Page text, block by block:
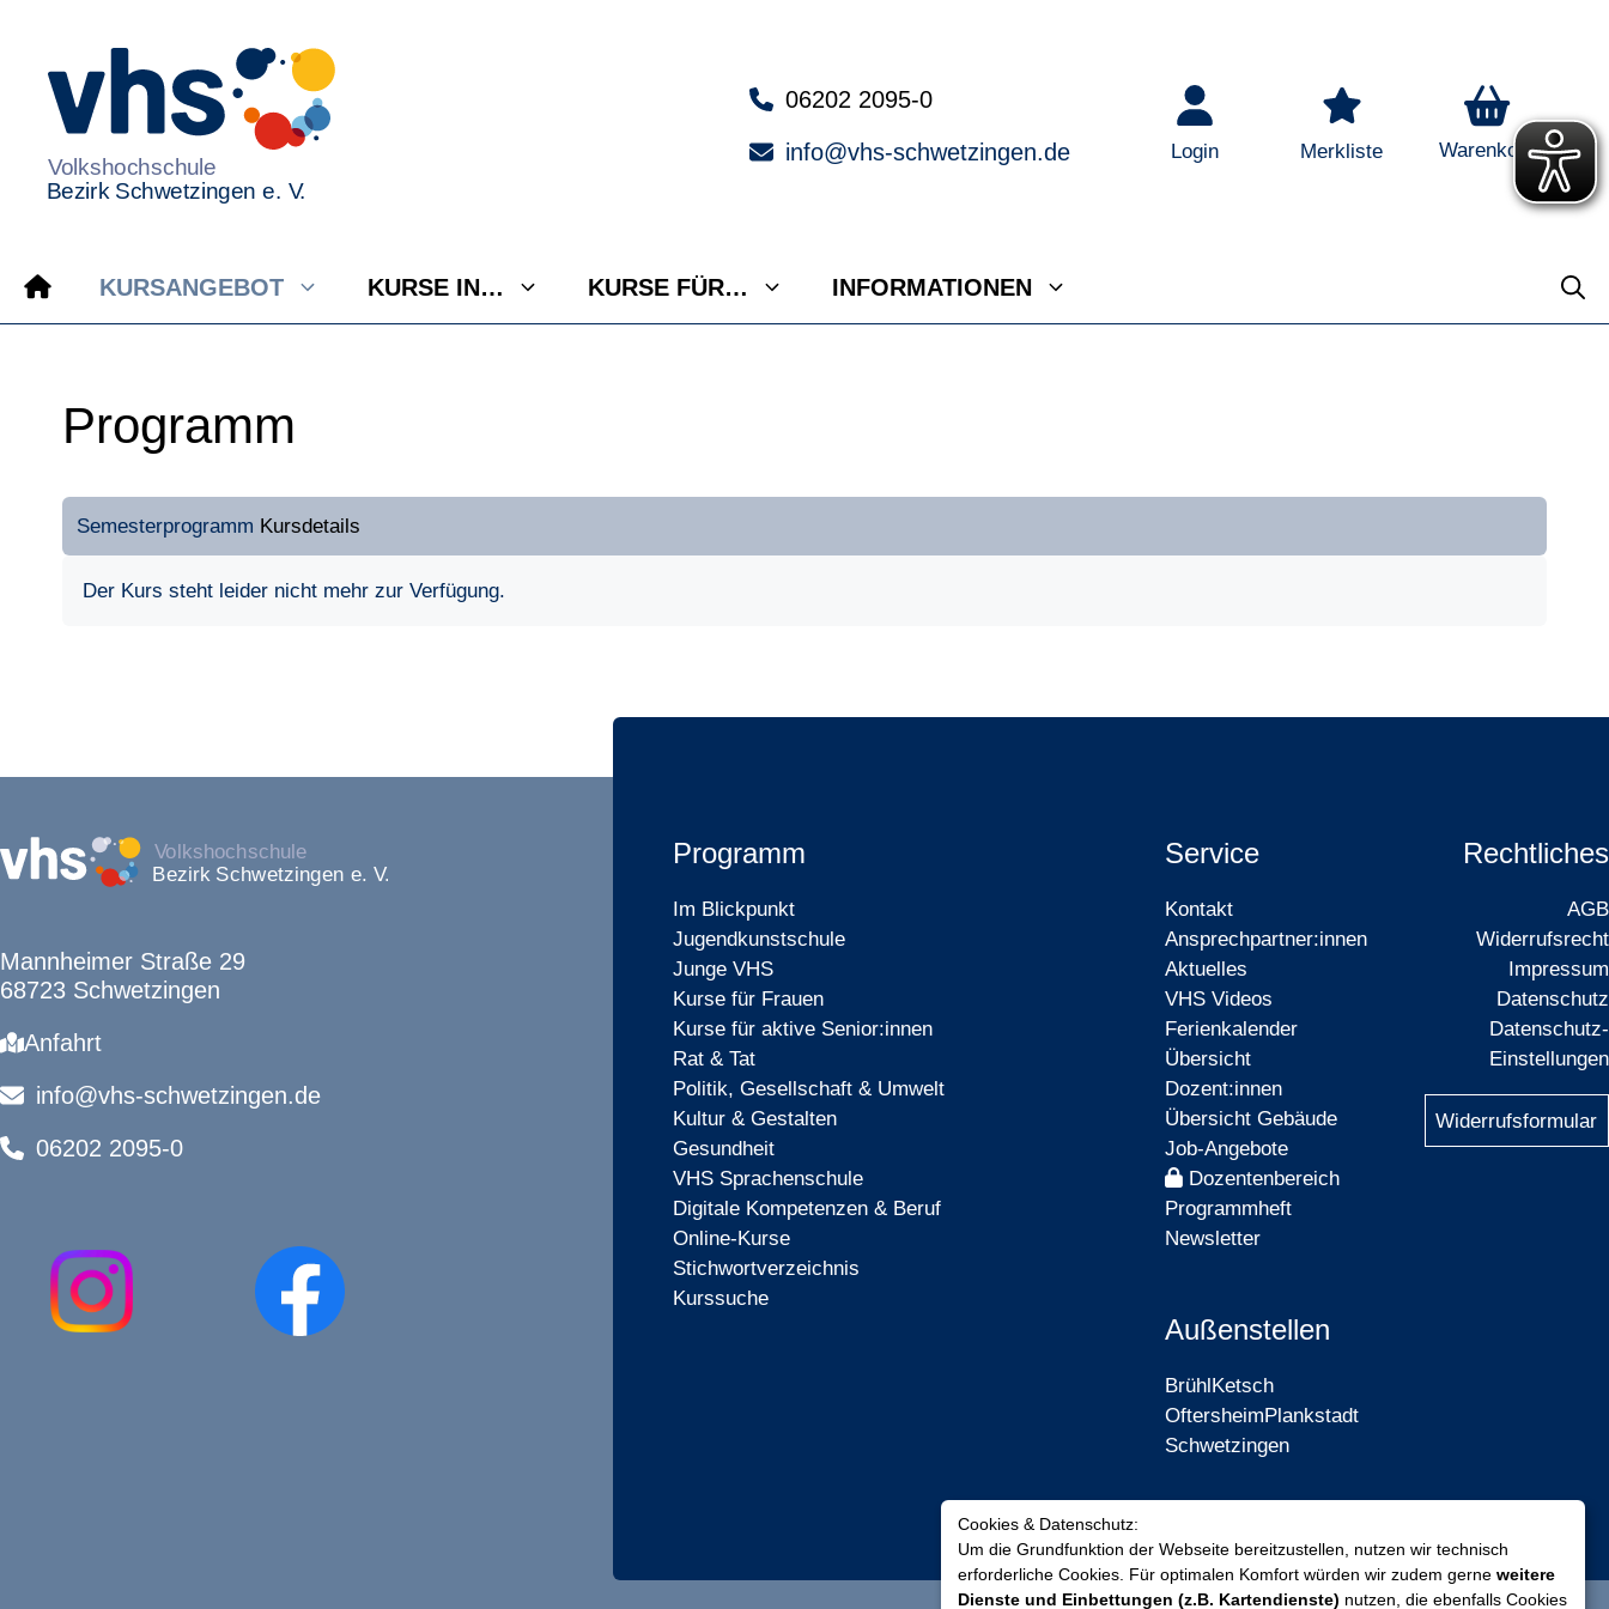
springen
06202 2095-0
info@vhs-schwetzingen.de
Login Merkliste Warenkorb
KURSANGEBOT KURSE IN… KURSE FÜR… INFORMATIONEN
Programm
Semesterprogramm Kursdetails
Der Kurs steht leider nicht mehr zur Verfügung.
Mannheimer Straße 29
68723 Schwetzingen
Anfahrt
info@vhs-schwetzingen.de
06202 2095-0
Programm
Im Blickpunkt
Jugendkunstschule
Junge VHS
Kurse für Frauen
Kurse für aktive Senior:innen
Rat & Tat
Politik, Gesellschaft & Umwelt
Kultur & Gestalten
Gesundheit
VHS Sprachenschule
Digitale Kompetenzen & Beruf
Online-Kurse
Stichwortverzeichnis
Kurssuche
Service
Kontakt
Ansprechpartner:innen
Aktuelles
VHS Videos
Ferienkalender
Übersicht
Dozent:innen
Übersicht Gebäude
Job-Angebote
Dozentenbereich
Programmheft
Newsletter
Außenstellen
BrühlKetsch
OftersheimPlankstadt
Schwetzingen
Rechtliches
AGB
Widerrufsrecht
Impressum
Datenschutz
Datenschutz-
Einstellungen
Widerrufsformular
Cookies & Datenschutz:
Um die Grundfunktion der Webseite bereitzustellen, nutzen wir technisch
erforderliche Cookies. Für optimalen Komfort würden wir zudem gerneweitere
Dienste und Einbettungen (z.B. Kartendienste) nutzen, die ebenfalls Cookies